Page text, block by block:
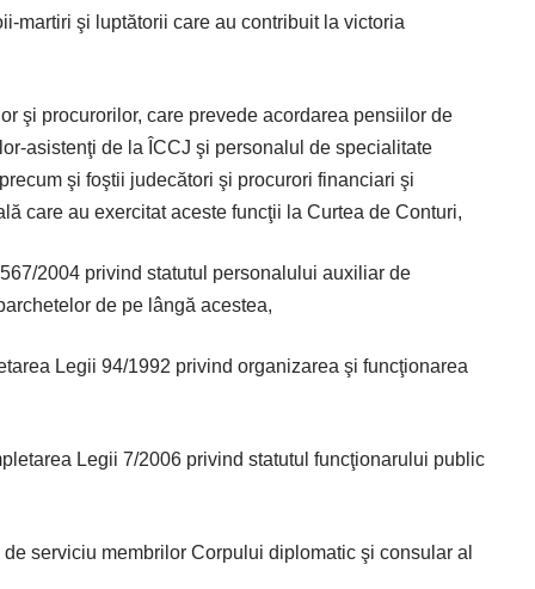
martiri şi luptătorii care au contribuit la victoria
şi procurorilor, care prevede acordarea pensiilor de
asistenţi de la ÎCCJ şi personalul de specialitate
şi foştii judecători şi procurori financiari şi
care au exercitat aceste funcţii la Curtea de Conturi,
2004 privind statutul personalului auxiliar de
de pe lângă acestea,
Legii 94/1992 privind organizarea şi funcţionarea
Legii 7/2006 privind statutul funcţionarului public
serviciu membrilor Corpului diplomatic şi consular al